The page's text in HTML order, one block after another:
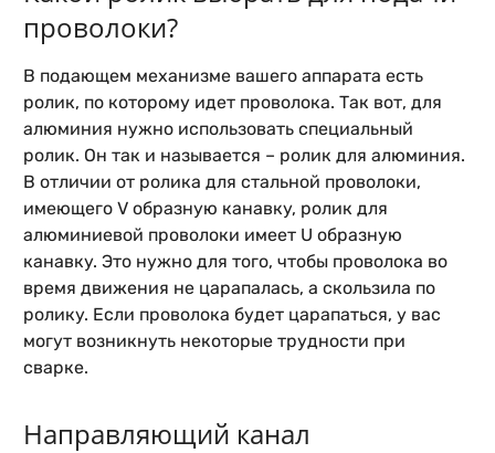
проволоки?
В подающем механизме вашего аппарата есть
ролик, по которому идет проволока. Так вот, для
алюминия нужно использовать специальный
ролик. Он так и называется – ролик для алюминия.
В отличии от ролика для стальной проволоки,
имеющего V образную канавку, ролик для
алюминиевой проволоки имеет U образную
канавку. Это нужно для того, чтобы проволока во
время движения не царапалась, а скользила по
ролику. Если проволока будет царапаться, у вас
могут возникнуть некоторые трудности при
сварке.
Направляющий канал